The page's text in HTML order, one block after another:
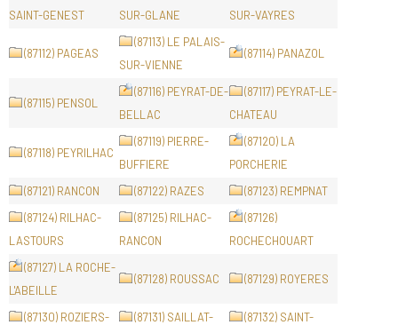
SAINT-GENEST
SUR-GLANE
SUR-VAYRES
(87112) PAGEAS
(87113) LE PALAIS-
SUR-VIENNE
(87114) PANAZOL
(87115) PENSOL
(87116) PEYRAT-DE-
BELLAC
(87117) PEYRAT-LE-
CHATEAU
(87118) PEYRILHAC
(87119) PIERRE-
BUFFIERE
(87120) LA
PORCHERIE
(87121) RANCON
(87122) RAZES
(87123) REMPNAT
(87124) RILHAC-
LASTOURS
(87125) RILHAC-
RANCON
(87126)
ROCHECHOUART
(87127) LA ROCHE-
L'ABEILLE
(87128) ROUSSAC (87129) ROYERES
(87130) ROZIERS-
(87131) SAILLAT-
(87132) SAINT-